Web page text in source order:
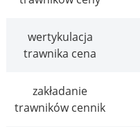
wertykulacja
trawnika cena
zakładanie
trawników cennik